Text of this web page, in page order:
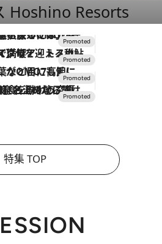
Hoshino Resorts
「昼は実家、夜は気兼ねなくホテルで！」
の郷土料理の手法で満喫！
特集 TOP